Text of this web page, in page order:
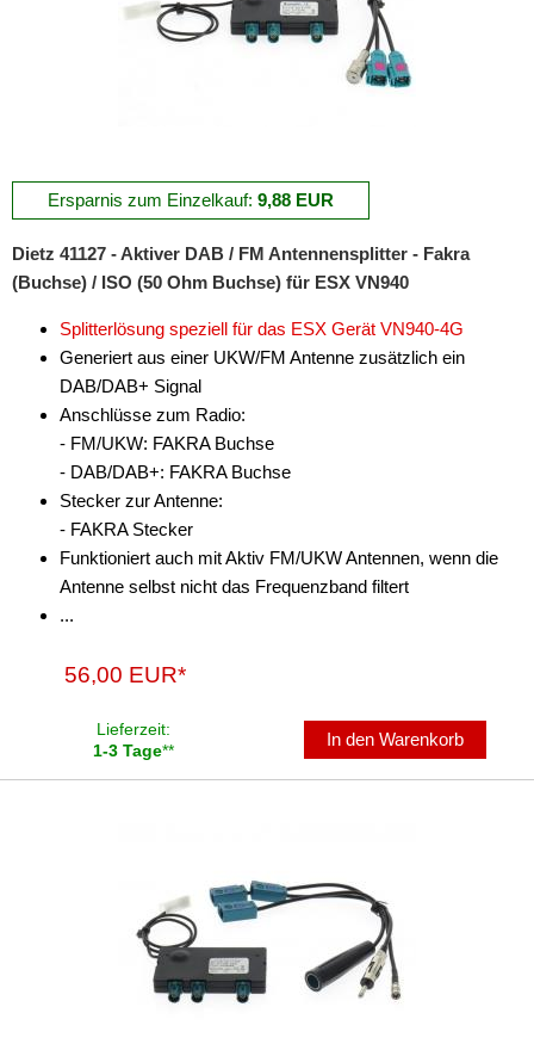
Lenkradadapter
Radioadapter
Radioblenden
Radioeinbausets
Radiorahmen
SD-Adapter
Stromversorgung
USB-Adapter
Verstärker-Zubehör
Wechsler-Zubehör
Werkstatt
Ersparnis zum Einzelkauf: 9,88 EUR
Dietz 41127 - Aktiver DAB / FM Antennensplitter - Fakra
(Buchse) / ISO (50 Ohm Buchse) für ESX VN940
Splitterlösung speziell für das ESX Gerät VN940-4G
Generiert aus einer UKW/FM Antenne zusätzlich ein
DAB/DAB+ Signal
Anschlüsse zum Radio:
- FM/UKW: FAKRA Buchse
- DAB/DAB+: FAKRA Buchse
Stecker zur Antenne:
- FAKRA Stecker
Funktioniert auch mit Aktiv FM/UKW Antennen, wenn die
Antenne selbst nicht das Frequenzband filtert
...
56,00 EUR*
Lieferzeit:
1-3 Tage**
In den Warenkorb